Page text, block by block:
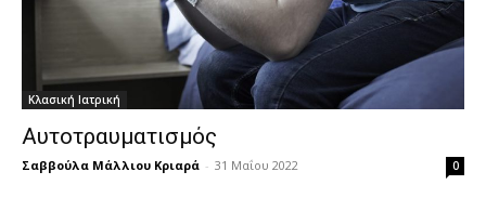
Κλασική Ιατρική
Αυτοτραυματισμός
Σαββούλα Μάλλιου Κριαρά - 31 Μαΐου 2022 0